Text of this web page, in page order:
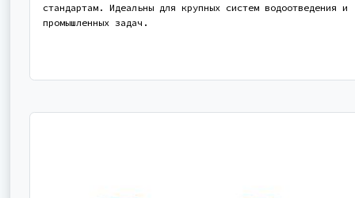
стандартам. Идеальны для крупных систем водоотведения и
промышленных задач.